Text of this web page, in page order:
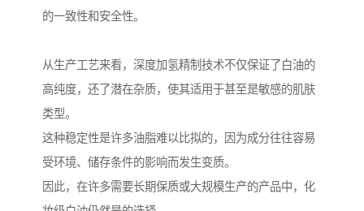
的一致性和安全性。
从生产工艺来看，深度加氢精制技术不仅保证了白油的
高纯度，还了潜在杂质，使其适用于甚至是敏感的肌肤
类型。
这种稳定性是许多油脂难以比拟的，因为成分往往容易
受环境、储存条件的影响而发生变质。
因此，在许多需要长期保质或大规模生产的产品中，化